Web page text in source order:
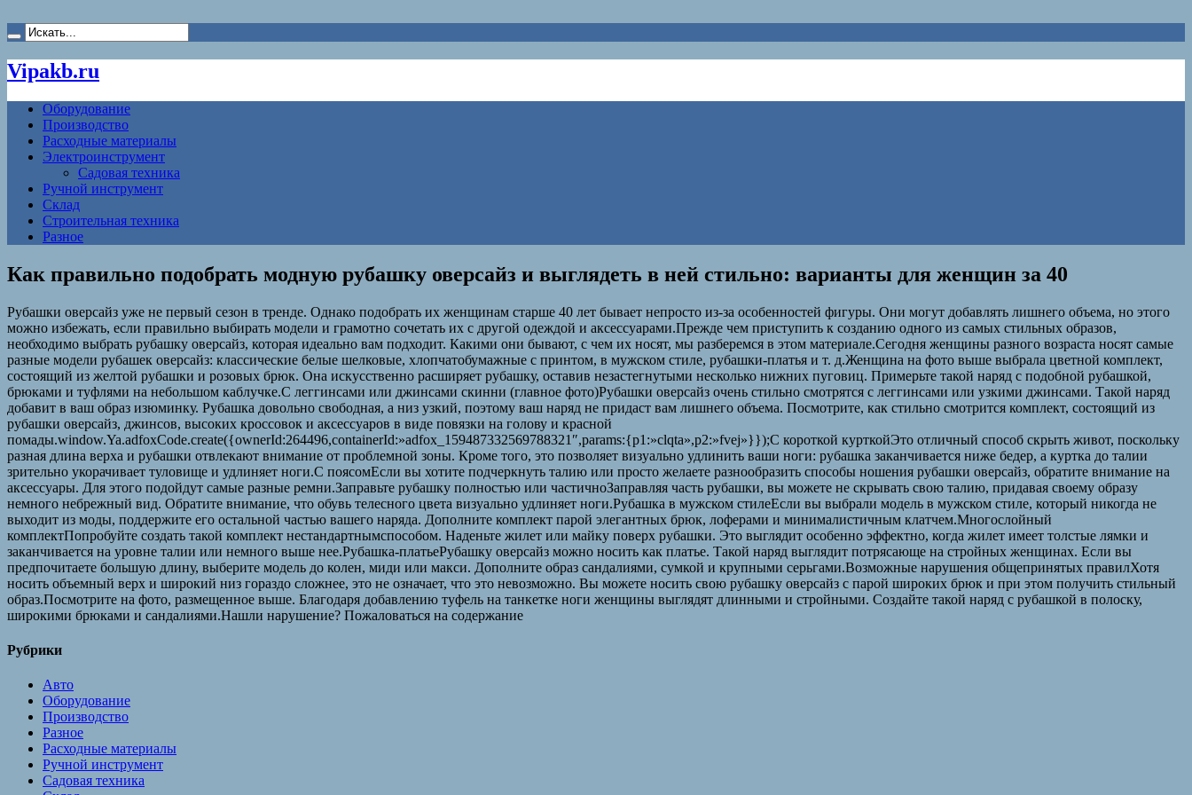
Vipakb.ru
Оборудование
Производство
Расходные материалы
Электроинструмент
Садовая техника
Ручной инструмент
Склад
Строительная техника
Разное
Как правильно подобрать модную рубашку оверсайз и выглядеть в ней стильно: варианты для женщин за 40
Рубашки оверсайз уже не первый сезон в тренде. Однако подобрать их женщинам старше 40 лет бывает непросто из-за особенностей фигуры. Они могут добавлять лишнего объема, но этого
можно избежать, если правильно выбирать модели и грамотно сочетать их с другой одеждой и аксессуарами.Прежде чем приступить к созданию одного из самых стильных образов,
необходимо выбрать рубашку оверсайз, которая идеально вам подходит. Какими они бывают, с чем их носят, мы разберемся в этом материале.Сегодня женщины разного возраста носят самые
разные модели рубашек оверсайз: классические белые шелковые, хлопчатобумажные с принтом, в мужском стиле, рубашки-платья и т. д.Женщина на фото выше выбрала цветной комплект,
состоящий из желтой рубашки и розовых брюк. Она искусственно расширяет рубашку, оставив незастегнутыми несколько нижних пуговиц. Примерьте такой наряд с подобной рубашкой,
брюками и туфлями на небольшом каблучке.С леггинсами или джинсами скинни (главное фото)Рубашки оверсайз очень стильно смотрятся с леггинсами или узкими джинсами. Такой наряд
добавит в ваш образ изюминку. Рубашка довольно свободная, а низ узкий, поэтому ваш наряд не придаст вам лишнего объема. Посмотрите, как стильно смотрится комплект, состоящий из
рубашки оверсайз, джинсов, высоких кроссовок и аксессуаров в виде повязки на голову и красной
помады.window.Ya.adfoxCode.create({ownerId:264496,containerId:»adfox_159487332569788321″,params:{p1:»clqta»,p2:»fvej»}});С короткой курткойЭто отличный способ скрыть живот, поскольку
разная длина верха и рубашки отвлекают внимание от проблемной зоны. Кроме того, это позволяет визуально удлинить ваши ноги: рубашка заканчивается ниже бедер, а куртка до талии
зрительно укорачивает туловище и удлиняет ноги.С поясомЕсли вы хотите подчеркнуть талию или просто желаете разнообразить способы ношения рубашки оверсайз, обратите внимание на
аксессуары. Для этого подойдут самые разные ремни.Заправьте рубашку полностью или частичноЗаправляя часть рубашки, вы можете не скрывать свою талию, придавая своему образу
немного небрежный вид. Обратите внимание, что обувь телесного цвета визуально удлиняет ноги.Рубашка в мужском стилеЕсли вы выбрали модель в мужском стиле, который никогда не
выходит из моды, поддержите его остальной частью вашего наряда. Дополните комплект парой элегантных брюк, лоферами и минималистичным клатчем.Многослойный
комплектПопробуйте создать такой комплект нестандартнымспособом. Наденьте жилет или майку поверх рубашки. Это выглядит особенно эффектно, когда жилет имеет толстые лямки и
заканчивается на уровне талии или немного выше нее.Рубашка-платьеРубашку оверсайз можно носить как платье. Такой наряд выглядит потрясающе на стройных женщинах. Если вы
предпочитаете большую длину, выберите модель до колен, миди или макси. Дополните образ сандалиями, сумкой и крупными серьгами.Возможные нарушения общепринятых правилХотя
носить объемный верх и широкий низ гораздо сложнее, это не означает, что это невозможно. Вы можете носить свою рубашку оверсайз с парой широких брюк и при этом получить стильный
образ.Посмотрите на фото, размещенное выше. Благодаря добавлению туфель на танкетке ноги женщины выглядят длинными и стройными. Создайте такой наряд с рубашкой в полоску,
широкими брюками и сандалиями.Нашли нарушение? Пожаловаться на содержание
Рубрики
Авто
Оборудование
Производство
Разное
Расходные материалы
Ручной инструмент
Садовая техника